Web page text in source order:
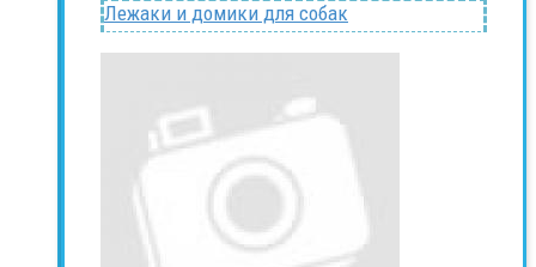
Лежаки и домики для собак